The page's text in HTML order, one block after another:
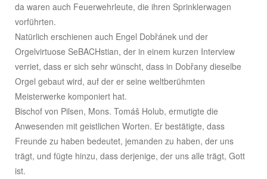
da waren auch Feuerwehrleute, die ihren Sprinklerwagen
vorführten.
Natürlich erschienen auch Engel Dobřánek und der
Orgelvirtuose SeBACHstian, der in einem kurzen Interview
verriet, dass er sich sehr wünscht, dass in Dobřany dieselbe
Orgel gebaut wird, auf der er seine weltberühmten
Meisterwerke komponiert hat.
Bischof von Pilsen, Mons. Tomáš Holub, ermutigte die
Anwesenden mit geistlichen Worten. Er bestätigte, dass
Freunde zu haben bedeutet, jemanden zu haben, der uns
trägt, und fügte hinzu, dass derjenige, der uns alle trägt, Gott
ist.